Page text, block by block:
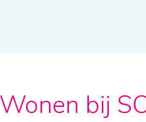
Wonen bij